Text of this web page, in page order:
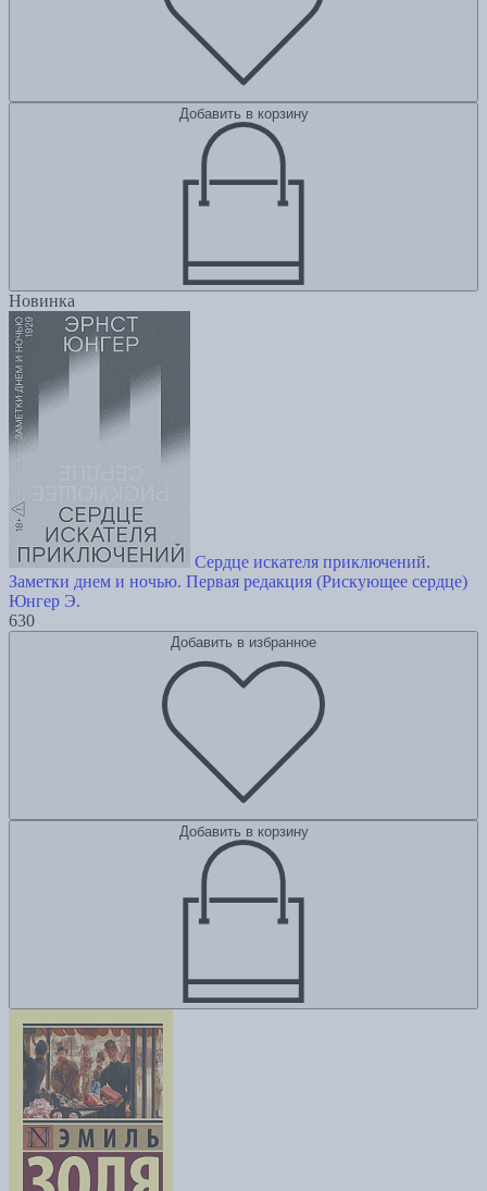
Добавить в корзину
Новинка
Сердце искателя приключений.
Заметки днем и ночью. Первая редакция (Рискующее сердце)
Юнгер Э.
630
Добавить в избранное
Добавить в корзину